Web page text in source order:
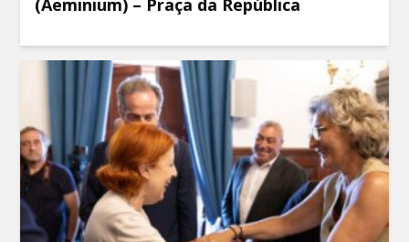
(Aeminium) – Praça da República